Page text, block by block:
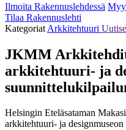
Ilmoita Rakennuslehdessä
Tilaa Rakennuslehti
Kategoriat Arkkitehtuuri
JKMM
arkkitehtuuri- ja
Helsingin Eteläsataman
arkkitehtuuri- ja